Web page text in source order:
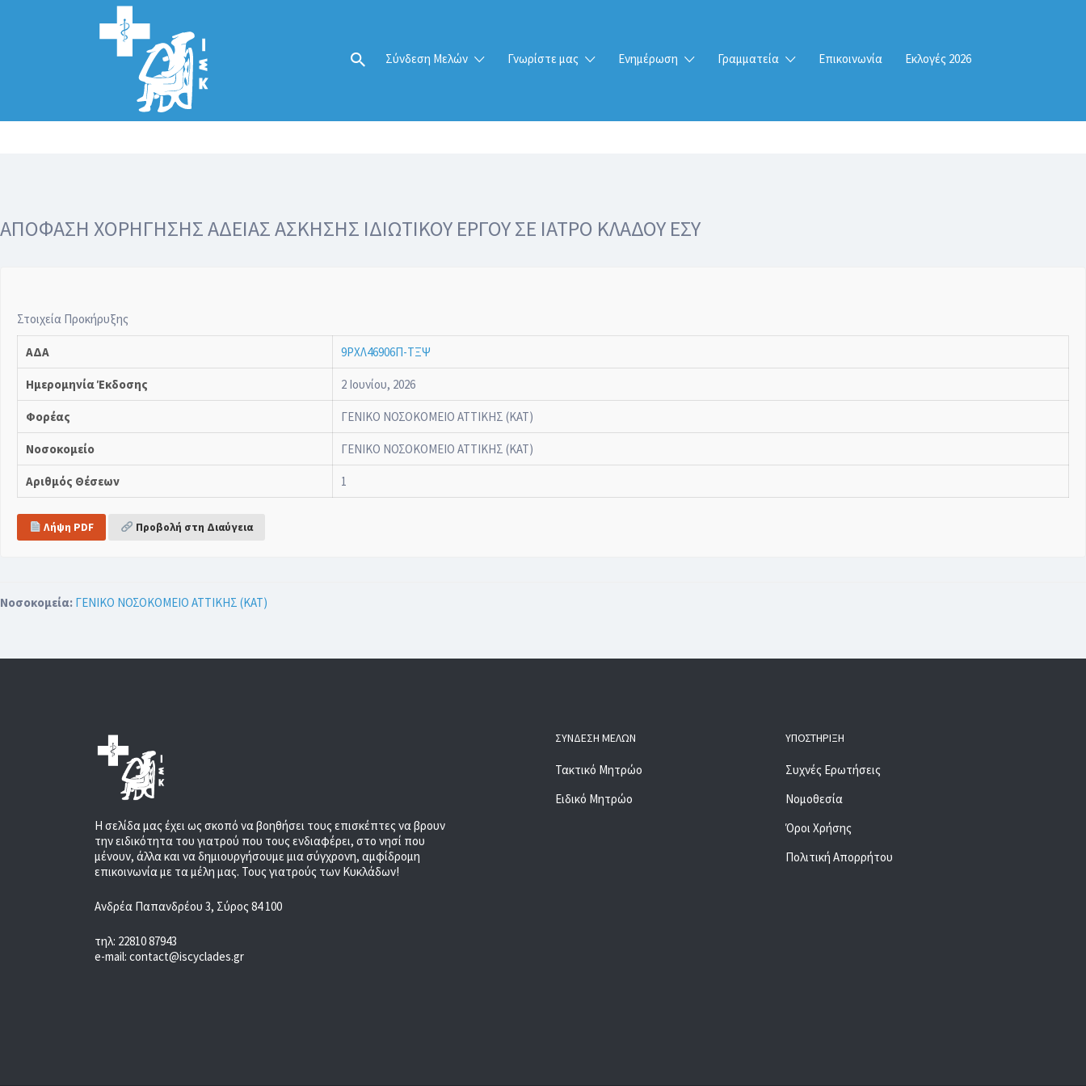
Σύνδεση Μελών Γνωρίστε μας Ενημέρωση Γραμματεία Επικοινωνία Εκλογές 2026
Αναζήτηση
για:
ΑΠΟΦΑΣΗ ΧΟΡΗΓΗΣΗΣ ΑΔΕΙΑΣ ΑΣΚΗΣΗΣ ΙΔΙΩΤΙΚΟΥ ΕΡΓΟΥ ΣΕ ΙΑΤΡΟ ΚΛΑΔΟΥ ΕΣΥ
Στοιχεία Προκήρυξης
ΑΔΑ 9ΡΧΛ46906Π-ΤΞΨ
Ημερομηνία Έκδοσης 2 Ιουνίου, 2026
Φορέας ΓΕΝΙΚΟ ΝΟΣΟΚΟΜΕΙΟ ΑΤΤΙΚΗΣ (ΚΑΤ)
Νοσοκομείο ΓΕΝΙΚΟ ΝΟΣΟΚΟΜΕΙΟ ΑΤΤΙΚΗΣ (ΚΑΤ)
Αριθμός Θέσεων 1
Λήψη PDF Προβολή στη Διαύγεια
Νοσοκομεία: ΓΕΝΙΚΟ ΝΟΣΟΚΟΜΕΙΟ ΑΤΤΙΚΗΣ (ΚΑΤ)
Η σελίδα μας έχει ως σκοπό να βοηθήσει τους επισκέπτες να βρουν
την ειδικότητα του γιατρού που τους ενδιαφέρει, στο νησί που
μένουν, άλλα και να δημιουργήσουμε μια σύγχρονη, αμφίδρομη
επικοινωνία με τα μέλη μας. Τους γιατρούς των Κυκλάδων!
Ανδρέα Παπανδρέου 3, Σύρος 84 100
τηλ: 22810 87943
e-mail: contact@iscyclades.gr
ΣΎΝΔΕΣΗ ΜΕΛΏΝ
Τακτικό Μητρώο
Ειδικό Μητρώο
ΥΠΟΣΤΉΡΙΞΗ
Συχνές Ερωτήσεις
Νομοθεσία
Όροι Χρήσης
Πολιτική Απορρήτου